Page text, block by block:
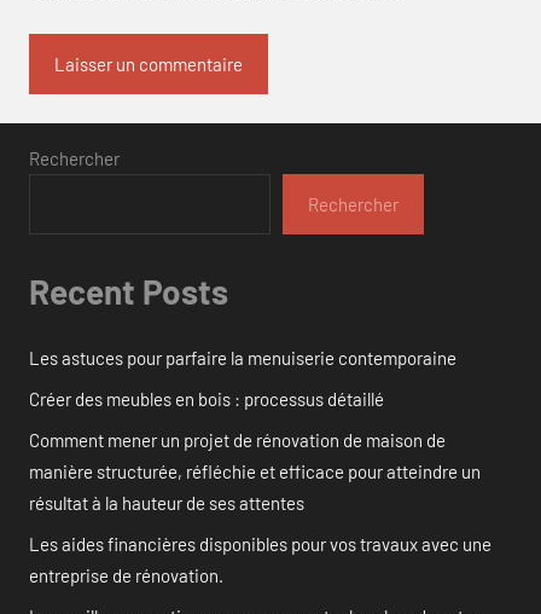
Rechercher
Rechercher
Recent Posts
Les astuces pour parfaire la menuiserie contemporaine
Créer des meubles en bois : processus détaillé
Comment mener un projet de rénovation de maison de
manière structurée, réfléchie et efficace pour atteindre un
résultat à la hauteur de ses attentes
Les aides financières disponibles pour vos travaux avec une
entreprise de rénovation.